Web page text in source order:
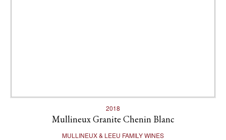
2018
Mullineux Granite Chenin Blanc
MULLINEUX & LEEU FAMILY WINES